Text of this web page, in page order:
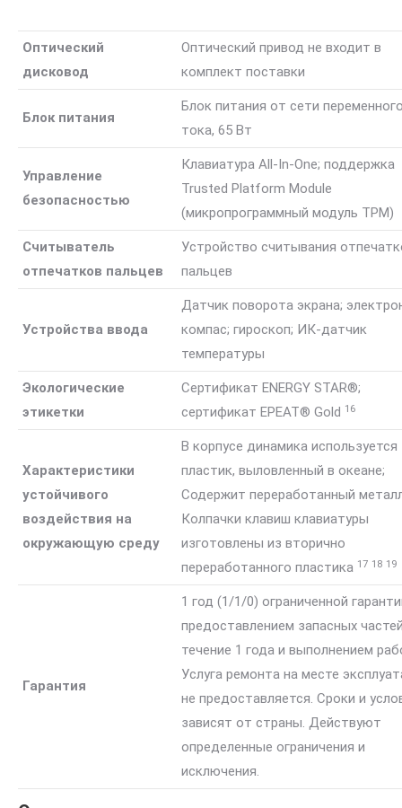
Оптический
дисковод
Оптический привод не входит в
комплект поставки
Блок питания
Блок питания от сети
тока, 65 Вт
Управление
безопасностью
Клавиатура All-In-One; поддержка
Trusted Platform Module
(микропрограммный модуль TPM)
Cчитыватель
отпечатков пальцев
Устройство считывания
пальцев
Устройства ввода
Датчик поворота экрана;
компас; гироскоп; ИК-датчик
температуры
Экологические
этикетки
Сертификат ENERGY STAR®;
сертификат EPEAT® Gold 16
Характеристики
устойчивого
воздействия на
окружающую среду
В корпусе динамика используется
пластик, выловленный в океане;
Содержит переработанный
Колпачки клавиш клавиатуры
изготовлены из вторично
переработанного пластика 17 18 19
Гарантия
1 год (1/1/0) ограниченной
предоставлением запасных
течение 1 года и выполнением
Услуга ремонта на месте
не предоставляется. Сроки и
зависят от страны. Действуют
определенные ограничения и
исключения.